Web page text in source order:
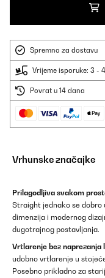
Spremno za dostavu
Vrijeme isporuke: 3 -
Povrat u 14 dana
Vrhunske značajke
Prilagodljiva svakom
Straight jednako se dobro
dimenzija i modernog
dugotrajnog postavljanja.
Vrtlarenje bez naprezanja
udobno vrtlarenje u
Posebno prikladno za